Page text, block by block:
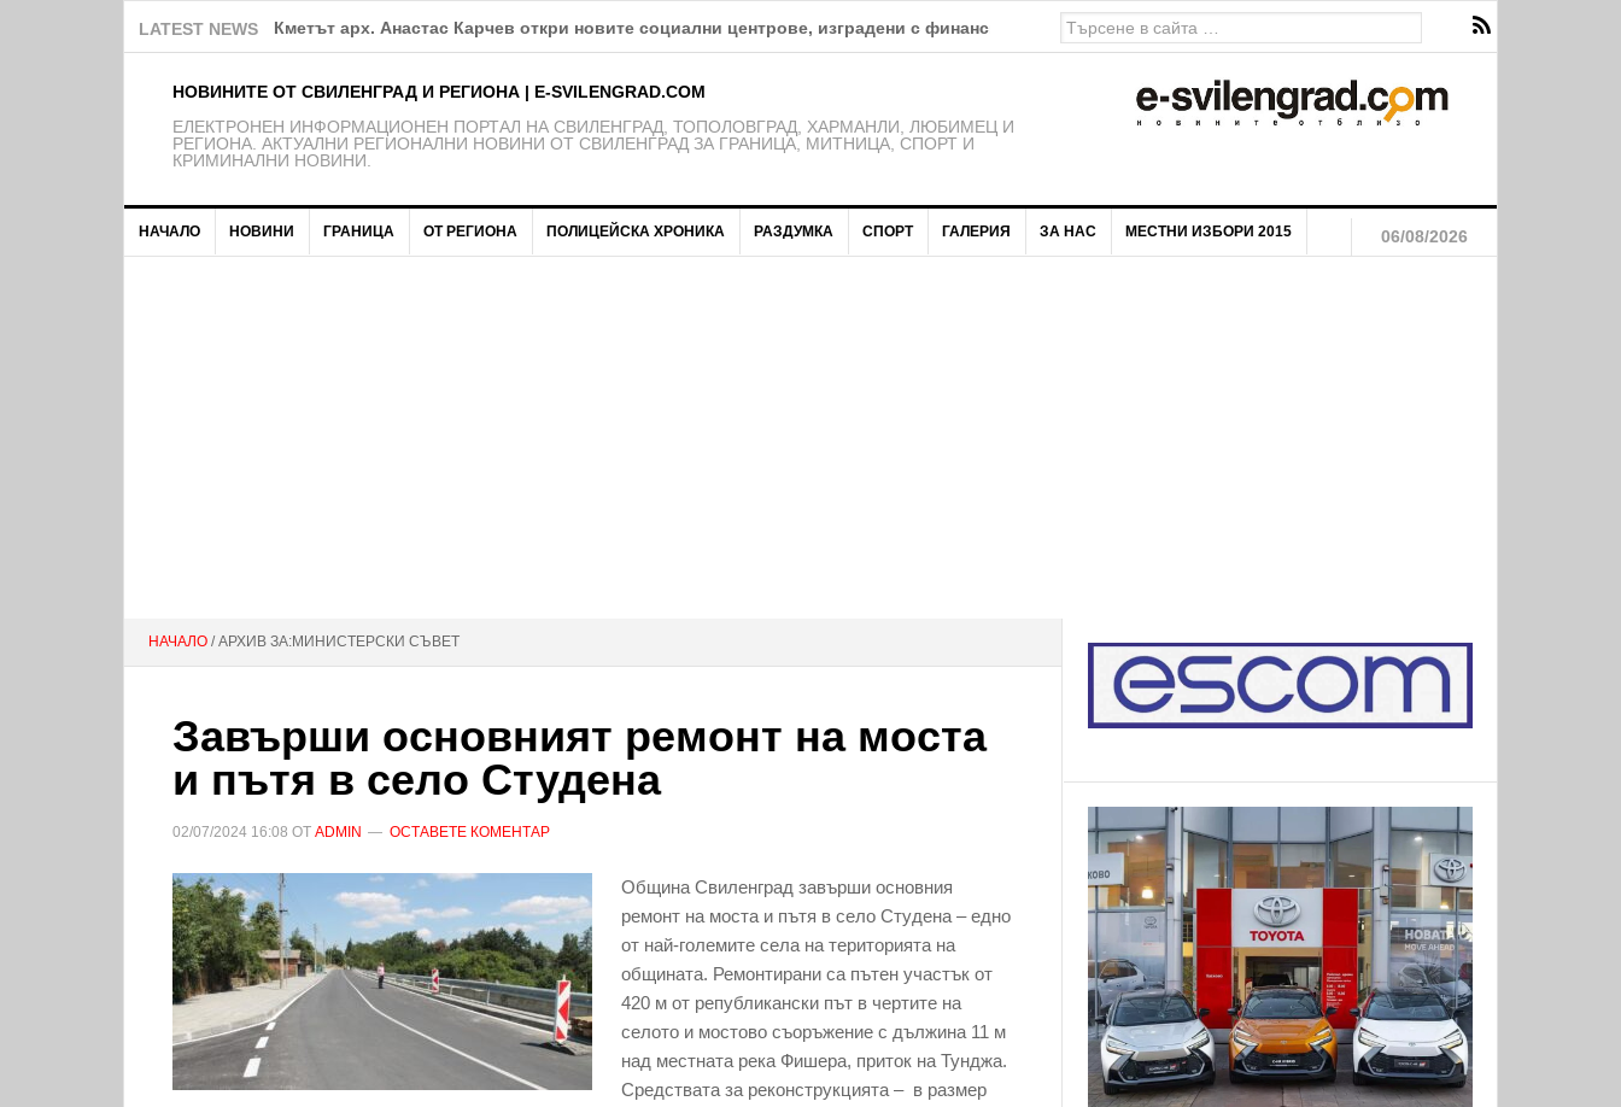
LATEST NEWS Община Свиленград продължава изпълнението на проект „Социално-икономическа интеграция на маргинализираните общности на територията на
НОВИНИТЕ ОТ СВИЛЕНГРАД И РЕГИОНА | E-SVILENGRAD.COM
EЛЕКТРОНЕН ИНФОРМАЦИОНЕН ПОРТАЛ НА СВИЛЕНГРАД, ТОПОЛОВГРАД, ХАРМАНЛИ, ЛЮБИМЕЦ И
РЕГИОНА. АКТУАЛНИ РЕГИОНАЛНИ НОВИНИ ОТ СВИЛЕНГРАД ЗА ГРАНИЦА, МИТНИЦА, СПОРТ И
КРИМИНАЛНИ НОВИНИ.
НАЧАЛО НОВИНИ ГРАНИЦА ОТ РЕГИОНА ПОЛИЦЕЙСКА ХРОНИКА РАЗДУМКА СПОРТ ГАЛЕРИЯ ЗА НАС МЕСТНИ ИЗБОРИ 2015 06/08/2026
НАЧАЛО / АРХИВ ЗА:МИНИСТЕРСКИ СЪВЕТ
Завърши основният ремонт на моста
и пътя в село Студена
02/07/2024 16:08 ОТ ADMIN ОСТАВЕТЕ КОМЕНТАР
Община Свиленград завърши основния
ремонт на моста и пътя в село Студена – едно
от най-големите села на територията на
общината. Ремонтирани са пътен участък от
420 м от републикански път в чертите на
селото и мостово съоръжение с дължина 11 м
над местната река Фишера, приток на Тунджа.
Средствата за реконструкцията – в размер